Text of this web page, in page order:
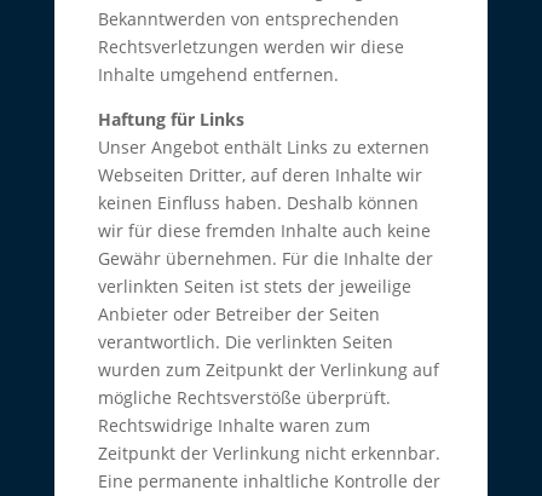
Bekanntwerden von entsprechenden
Rechtsverletzungen werden wir diese
Inhalte umgehend entfernen.
Haftung für Links
Unser Angebot enthält Links zu externen
Webseiten Dritter, auf deren Inhalte wir
keinen Einfluss haben. Deshalb können
wir für diese fremden Inhalte auch keine
Gewähr übernehmen. Für die Inhalte der
verlinkten Seiten ist stets der jeweilige
Anbieter oder Betreiber der Seiten
verantwortlich. Die verlinkten Seiten
wurden zum Zeitpunkt der Verlinkung auf
mögliche Rechtsverstöße überprüft.
Rechtswidrige Inhalte waren zum
Zeitpunkt der Verlinkung nicht erkennbar.
Eine permanente inhaltliche Kontrolle der